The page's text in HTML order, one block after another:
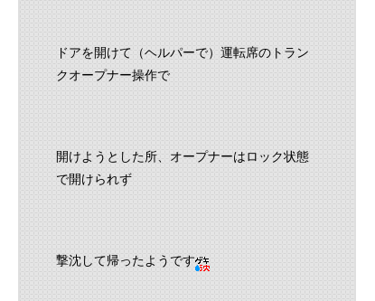
ドアを開けて（ヘルパーで）運転席のトラン
クオープナー操作で
開けようとした所、オープナーはロック状態
で開けられず
撃沈して帰ったようです